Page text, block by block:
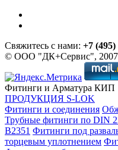
Свяжитесь с нами: +7 (495)
© ООО "ДК+Сервис",
Фитинги и Арматура КИП
ПРОДУКЦИЯ S-LOK
Фитинги и соединения
Трубные фитинги по DIN
B2351 Фитинги под
торцевым уплотнением